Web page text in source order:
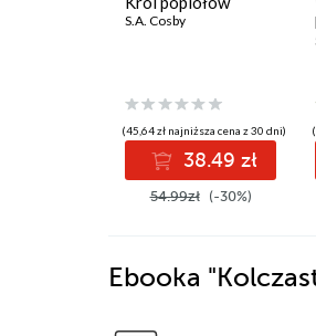
S.A. Cosby
(45,64 zł najniższa cena z 30 dni)
38.49 zł
54.99zł (-30%)
Ebooka